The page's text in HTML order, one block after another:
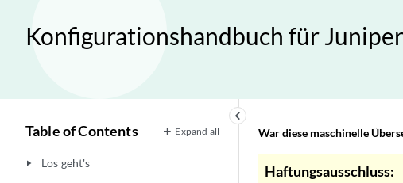
Konfigurationshandbuch für
keyboard_arrow_left
Table of Contents Expand all
play_arrow Los geht's
War diese maschinelle
Haftungsausschluss: